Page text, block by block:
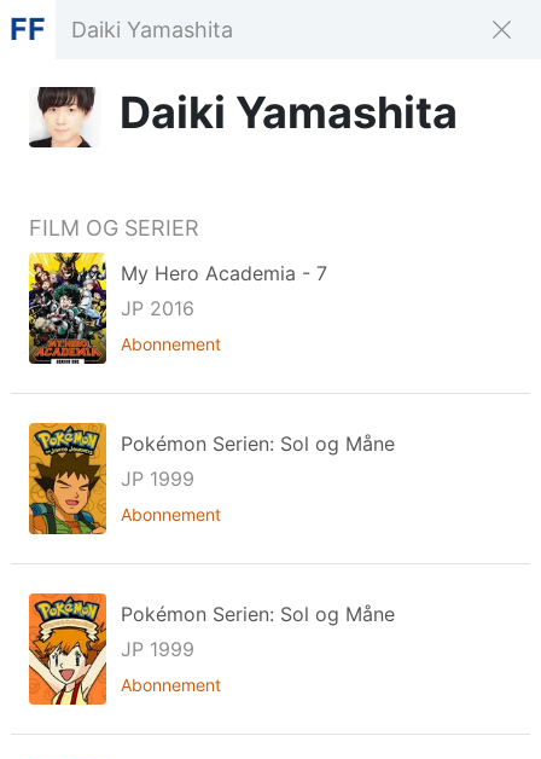
FF
Daiki Yamashita
FILM OG SERIER
My Hero Academia - 7
JP 2016
Abonnement
Pokémon Serien: Sol og Måne
JP 1999
Abonnement
Pokémon Serien: Sol og Måne
JP 1999
Abonnement